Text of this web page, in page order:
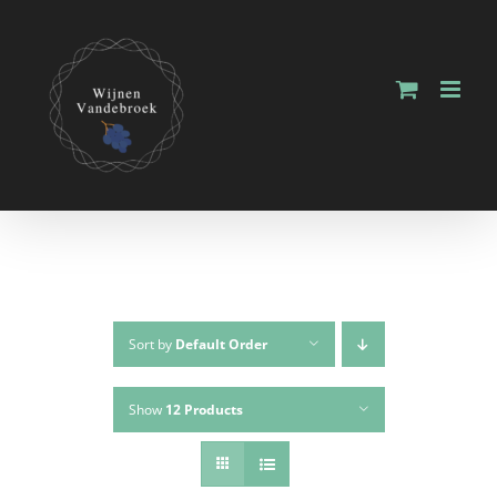
Sort by Default Order
Show 12 Products